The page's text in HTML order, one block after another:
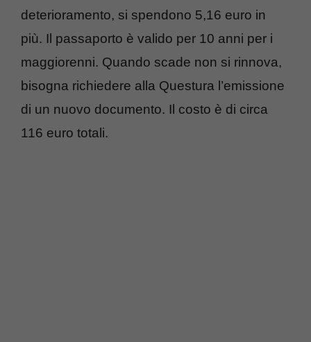
deterioramento, si spendono 5,16 euro in
più. Il passaporto è valido per 10 anni per i
maggiorenni. Quando scade non si rinnova,
bisogna richiedere alla Questura l’emissione
di un nuovo documento. Il costo è di circa
116 euro totali.